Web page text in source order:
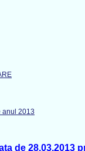
anul 2013
de